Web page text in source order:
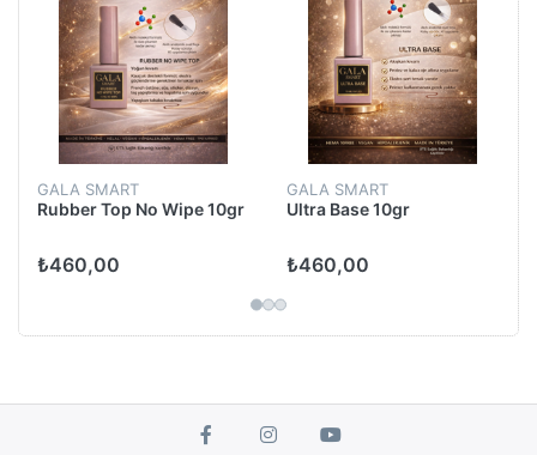
GALA SMART
Rubber Top No Wipe 10gr
₺460,00
GALA SMART
Ultra Base 10gr
₺460,00